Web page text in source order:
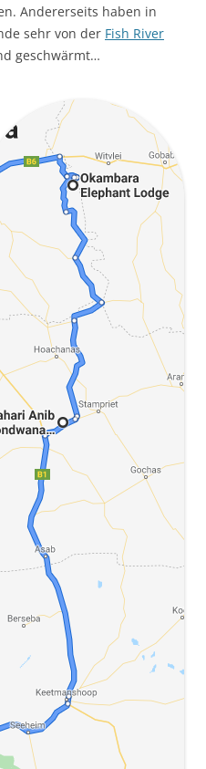
Andererseits haben in
sehr von der Fish River
geschwärmt…